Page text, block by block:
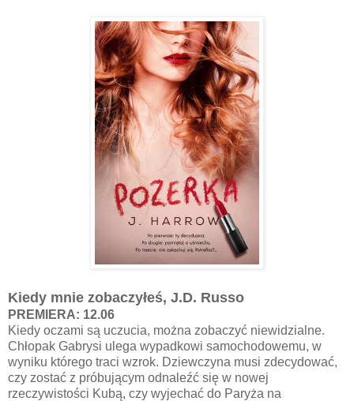
Kiedy mnie zobaczyłeś, J.D. Russo
PREMIERA: 12.06
Kiedy oczami są uczucia, można zobaczyć niewidzialne.
Chłopak Gabrysi ulega wypadkowi samochodowemu, w
wyniku którego traci wzrok. Dziewczyna musi zdecydować,
czy zostać z próbującym odnaleźć się w nowej
rzeczywistości Kubą, czy wyjechać do Paryża na